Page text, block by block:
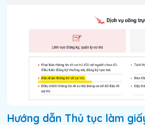
Hướng dẫn Thủ tục làm